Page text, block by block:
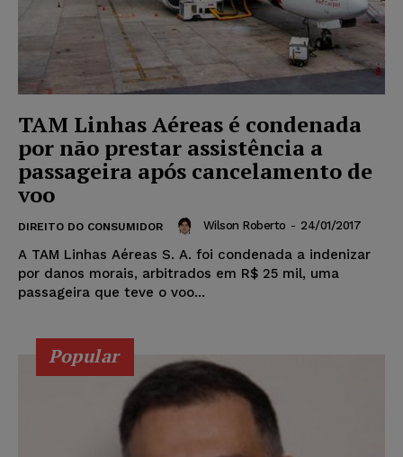
TAM Linhas Aéreas é condenada
por não prestar assistência a
passageira após cancelamento de
voo
DIREITO DO CONSUMIDOR Wilson Roberto - 24/01/2017
A TAM Linhas Aéreas S. A. foi condenada a indenizar
por danos morais, arbitrados em R$ 25 mil, uma
passageira que teve o voo...
Popular